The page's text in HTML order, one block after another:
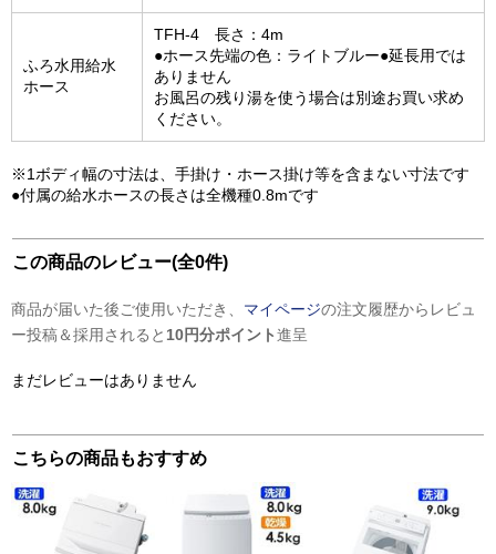
ふろ水用給水
ホース
TFH-4 長さ：4m
●ホース先端の色：ライトブルー●延長用では
ありません
お風呂の残り湯を使う場合は別途お買い求め
ください。
※1ボディ幅の寸法は、手掛け・ホース掛け等を含まない寸法です
●付属の給水ホースの長さは全機種0.8mです
この商品のレビュー(全0件)
商品が届いた後ご使用いただき、 マイページの注文履歴からレビュ
ー投稿＆採用されると 10円分ポイント進呈
まだレビューはありません
こちらの商品もおすすめ